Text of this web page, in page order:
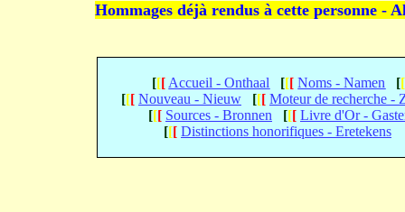
Hommages déjà rendus à cette personne -
[[[ Accueil - Onthaal [[[ Noms - Namen [[
[[[ Nouveau - Nieuw [[[ Moteur de recherche -
[[[ Sources - Bronnen [[[ Livre d'Or -
[[[ Distinctions honorifiques - Eretekens